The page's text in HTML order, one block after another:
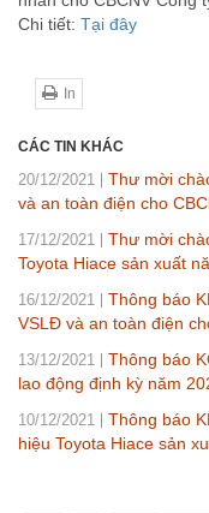
Chi tiết: Tại đây
In
CÁC TIN KHÁC
20/12/2021
Thư mời
và an toàn điện cho
17/12/2021
Thư mời
Toyota Hiace sản xuất
16/12/2021
Thông báo
VSLĐ và an toàn điện
13/12/2021
Thông báo
lao động định kỳ năm
10/12/2021
Thông báo
hiệu Toyota Hiace sản